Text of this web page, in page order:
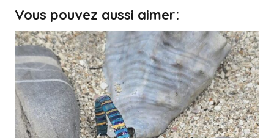
Vous pouvez aussi aimer: